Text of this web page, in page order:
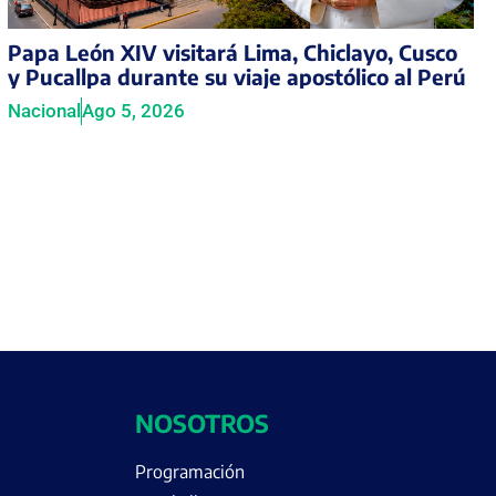
Papa León XIV visitará Lima, Chiclayo, Cusco
y Pucallpa durante su viaje apostólico al Perú
NacionalAgo 5, 2026
NOSOTROS
Programación